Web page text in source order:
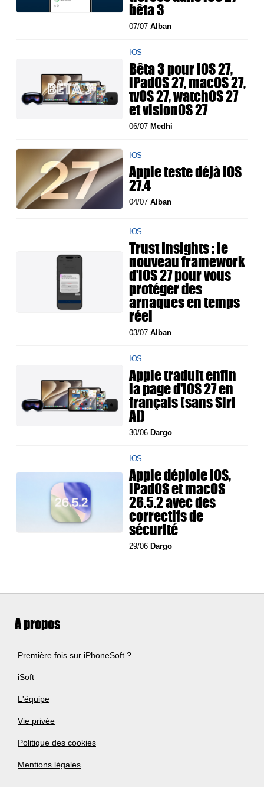
bêta 3
07/07Alban
IOS
Bêta 3 pour iOS 27,
iPadOS 27, macOS 27,
tvOS 27, watchOS 27
et visionOS 27
06/07 Medhi
IOS
Apple teste déjà iOS
27.4
04/07Alban
IOS
Trust Insights : le
nouveau framework
d'iOS 27 pour vous
protéger des
arnaques en temps
réel
03/07Alban
IOS
Apple traduit enfin
la page d'iOS 27 en
français (sans Siri
AI)
30/06 Dargo
IOS
Apple déploie iOS,
iPadOS et macOS
26.5.2 avec des
correctifs de
sécurité
29/06 Dargo
A propos
Première fois sur iPhoneSoft ?
iSoft
L'équipe
Vie privée
Politique des cookies
Mentions légales